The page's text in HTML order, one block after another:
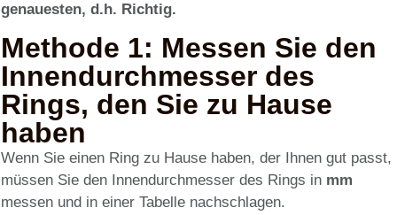
genauesten, d.h. Richtig.
Methode 1: Messen Sie den
Innendurchmesser des
Rings, den Sie zu Hause
haben
Wenn Sie einen Ring zu Hause haben, der Ihnen gut passt,
müssen Sie den Innendurchmesser des Rings in mm
messen und in einer Tabelle nachschlagen.